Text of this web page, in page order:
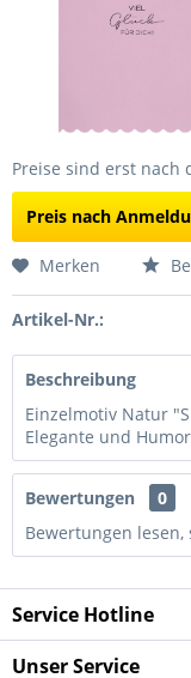
Preise sind erst nach
Preis nach
Merken
Artikel-Nr.:
Beschreibung
Einzelmotiv Natur
Elegante und
Bewertungen
0
Bewertungen
Service Hotline
Unser Service